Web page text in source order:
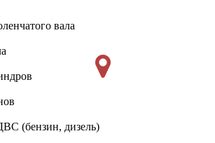
вала
(бензин, дизель)